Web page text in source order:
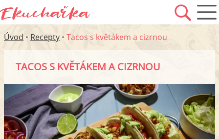
Úvod • Recepty • Tacos s květákem a cizrnou
TACOS S KVĚTÁKEM A CIZRNOU